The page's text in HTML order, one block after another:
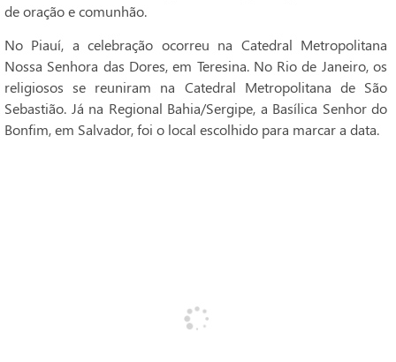
de oração e comunhão.
No Piauí, a celebração ocorreu na Catedral Metropolitana
Nossa Senhora das Dores, em Teresina. No Rio de Janeiro, os
religiosos se reuniram na Catedral Metropolitana de São
Sebastião. Já na Regional Bahia/Sergipe, a Basílica Senhor do
Bonfim, em Salvador, foi o local escolhido para marcar a data.